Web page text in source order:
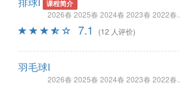
课程简介
2026春 2025春 2024春 2023春 2022
7.1 (12 人评价)
羽毛球I
2026春 2025春 2024春 2023春 2022